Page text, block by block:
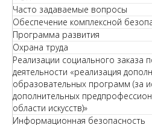
Часто задаваемые вопросы
Обеспечение комплексной
Программа развития
Охрана труда
Реализации социального заказа
деятельности «реализация
образовательных программ (за
дополнительных
области искусств)»
Информационная безопасность